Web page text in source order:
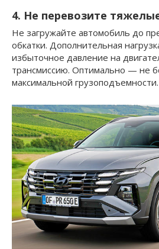
4. Не перевозите
Не загружайте автомобиль до
обкатки. Дополнительная
избыточное давление на
трансмиссию. Оптимально — не
максимальной грузоподъемности.